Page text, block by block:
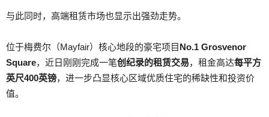
与此同时，高端租赁市场也显示出强劲走势。
位于梅费尔（Mayfair）核心地段的豪宅项目 No.1 Grosvenor
Square，近日刚刚完成一笔创纪录的租赁交易，租金高达每平方
英尺400英镑，进一步凸显核心区域优质住宅的稀缺性和投资价
值。